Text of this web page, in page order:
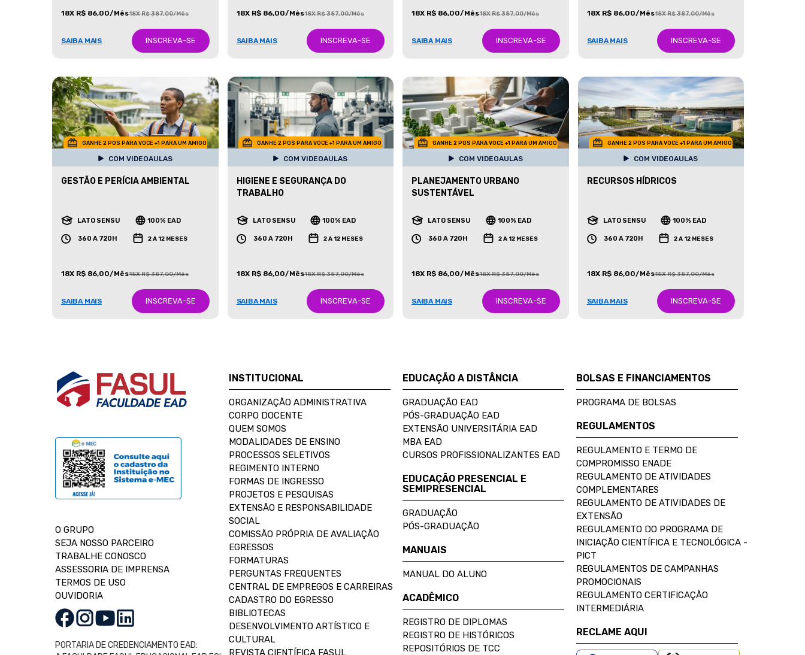
18X R$ 86,00/Mês18X R$ 387,00/Mês
SAIBA MAIS INSCREVA-SE
18X R$ 86,00/Mês18X R$ 387,00/Mês
SAIBA MAIS INSCREVA-SE
18X R$ 86,00/Mês18X R$ 387,00/Mês
SAIBA MAIS INSCREVA-SE
18X R$ 86,00/Mês18X R$ 387,00/Mês
SAIBA MAIS INSCREVA-SE
GANHE 2 POS PARA VOCE +1 PARA UM AMIGO
COM VIDEOAULAS
GESTÃO E PERÍCIA AMBIENTAL
LATO SENSU 100% EAD
360 A 720H 2 A 12 MESES
18X R$ 86,00/Mês18X R$ 387,00/Mês
SAIBA MAIS INSCREVA-SE
GANHE 2 POS PARA VOCE +1 PARA UM AMIGO
COM VIDEOAULAS
HIGIENE E SEGURANÇA DO
TRABALHO
LATO SENSU 100% EAD
360 A 720H 2 A 12 MESES
18X R$ 86,00/Mês18X R$ 387,00/Mês
SAIBA MAIS INSCREVA-SE
GANHE 2 POS PARA VOCE +1 PARA UM AMIGO
COM VIDEOAULAS
PLANEJAMENTO URBANO
SUSTENTÁVEL
LATO SENSU 100% EAD
360 A 720H 2 A 12 MESES
18X R$ 86,00/Mês18X R$ 387,00/Mês
SAIBA MAIS INSCREVA-SE
GANHE 2 POS PARA VOCE +1 PARA UM AMIGO
COM VIDEOAULAS
RECURSOS HÍDRICOS
LATO SENSU 100% EAD
360 A 720H 2 A 12 MESES
18X R$ 86,00/Mês18X R$ 387,00/Mês
SAIBA MAIS INSCREVA-SE
O GRUPO
SEJA NOSSO PARCEIRO
TRABALHE CONOSCO
ASSESSORIA DE IMPRENSA
TERMOS DE USO
OUVIDORIA
PORTARIA DE CREDENCIAMENTO EAD:
INSTITUCIONAL
ORGANIZAÇÃO ADMINISTRATIVA
CORPO DOCENTE
QUEM SOMOS
MODALIDADES DE ENSINO
PROCESSOS SELETIVOS
REGIMENTO INTERNO
FORMAS DE INGRESSO
PROJETOS E PESQUISAS
EXTENSÃO E RESPONSABILIDADE
SOCIAL
COMISSÃO PRÓPRIA DE AVALIAÇÃO
EGRESSOS
FORMATURAS
PERGUNTAS FREQUENTES
CENTRAL DE EMPREGOS E CARREIRAS
CADASTRO DO EGRESSO
BIBLIOTECAS
DESENVOLVIMENTO ARTÍSTICO E
CULTURAL
REVISTA CIENTÍFICA FASUL
EDUCAÇÃO A DISTÂNCIA
GRADUAÇÃO EAD
PÓS-GRADUAÇÃO EAD
EXTENSÃO UNIVERSITÁRIA EAD
MBA EAD
CURSOS PROFISSIONALIZANTES EAD
EDUCAÇÃO PRESENCIAL E
SEMIPRESENCIAL
GRADUAÇÃO
PÓS-GRADUAÇÃO
MANUAIS
MANUAL DO ALUNO
ACADÊMICO
REGISTRO DE DIPLOMAS
REGISTRO DE HISTÓRICOS
REPOSITÓRIOS DE TCC
BOLSAS E FINANCIAMENTOS
PROGRAMA DE BOLSAS
REGULAMENTOS
REGULAMENTO E TERMO DE
COMPROMISSO ENADE
REGULAMENTO DE ATIVIDADES
COMPLEMENTARES
REGULAMENTO DE ATIVIDADES DE
EXTENSÃO
REGULAMENTO DO PROGRAMA DE
INICIAÇÃO CIENTÍFICA E TECNOLÓGICA -
PICT
REGULAMENTOS DE CAMPANHAS
PROMOCIONAIS
REGULAMENTO CERTIFICAÇÃO
INTERMEDIÁRIA
RECLAME AQUI